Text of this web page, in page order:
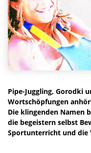
Pipe-Juggling, Gorodki
Wortschöpfungen
Die klingenden Namen
die begeistern selbst
Sportunterricht und die